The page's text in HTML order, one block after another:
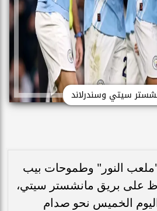
سيتي وسندرلاند
النور" وطموحات بيب
على بريق مانشستر سيتي،
الخميس نحو صدام